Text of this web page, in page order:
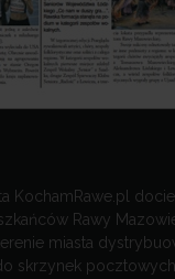
KochamRawe.pl
Rawy
miasta
skrzynek